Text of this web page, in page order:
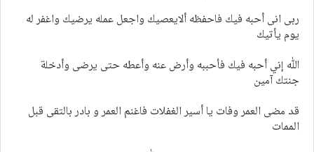
ربى انى أحبه فيك فاحفظه ألايعصيك واجعل عمله يرضيك واغفر له
يوم يأتيك
الله إني أحبه فيك فأحببه وأرض عنه وأعطه حتى يرضى وأدخلة
جنتك آمين
قد مضى العمر وفات يا أسير الغفلات فاغنم العمر و بادر بالتقى قبل
الممات